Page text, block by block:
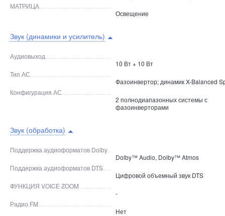
МАТРИЦА
Освещение
Звук (динамики и усилитель)
Аудиовыход
10 Вт + 10 Вт
Тип АС
Фазоинвертор; динамик X-Balanced
Конфигурация АС
2 полнодиапазонных системы с
фазоинверторами
Звук (обработка)
Поддержка аудиоформатов Dolby
Dolby™ Audio, Dolby™ Atmos
Поддержка аудиоформатов DTS
Цифровой объемный звук DTS
ФУНКЦИЯ VOICE ZOOM
-
Радио FM
Нет